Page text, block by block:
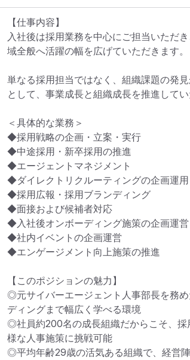
【仕事内容】
入社後は採用業務を中心にご担当いただ
域全般へ活躍の幅を広げていただきます。
単なる採用担当ではなく、組織課題の発
として、事業成長と組織成長を推進してい
＜具体的な業務＞
◆採用戦略の企画・立案・実行
◆中途採用・新卒採用の推進
◆エージェントマネジメント
◆ダイレクトリクルーティングの企画運用
◆採用広報・採用ブランディング
◆面接および候補者対応
◆入社後オンボーディング施策の企画運営
◆社内イベントの企画運営
◆エンゲージメント向上施策の推進
【このポジションの魅力】
◎元サイバーエージェント人事部長を務
ディングまで幅広く学べる環境
◎社員約200名の成長組織だからこそ、採
様な人事施策に挑戦可能
◎平均年齢29歳の活気ある組織で、経営